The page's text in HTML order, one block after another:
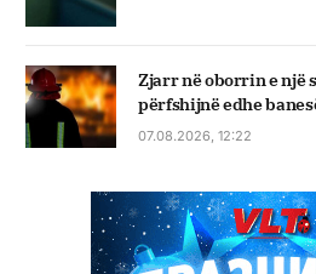
Zjarr në oborrin e një
përfshijnë edhe
07.08.2026, 12:22